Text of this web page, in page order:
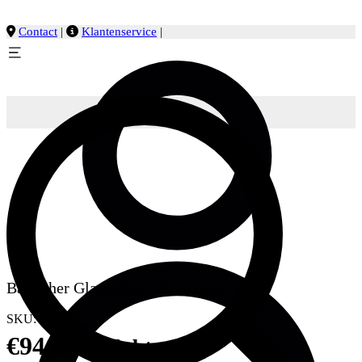
Contact | Klantenservice |
Bartscher Glazenkorf, 16 vakken
SKU:
€94,80 excl. btw